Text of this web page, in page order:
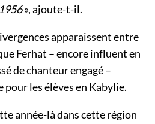
», ajoute-t-il.
apparaissent entre
Ferhat – encore influent en
de chanteur engagé –
pour les élèves en Kabylie.
année-là dans cette région